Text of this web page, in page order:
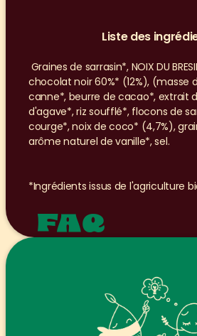
Liste des
chocolat noir 60%* (12%), (masse
canne*, beurre de cacao*, extrait
d'agave*, riz soufflé*, flocons de
courge*, noix de coco* (4,7%),
arôme naturel de vanille*, sel.
*Ingrédients issus de l'agriculture
FAQ